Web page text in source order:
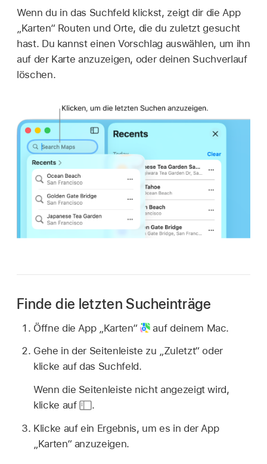
Wenn du in das Suchfeld klickst, zeigt dir die App
„Karten“ Routen und Orte, die du zuletzt gesucht
hast. Du kannst einen Vorschlag auswählen, um ihn
auf der Karte anzuzeigen, oder deinen Suchverlauf
löschen.
Finde die letzten Sucheinträge
Öffne die App „Karten“
auf deinem Mac.
Gehe in der Seitenleiste zu „Zuletzt“ oder
klicke auf das Suchfeld.
Wenn die Seitenleiste nicht angezeigt wird,
klicke auf
.
Klicke auf ein Ergebnis, um es in der App
„Karten“ anzuzeigen.